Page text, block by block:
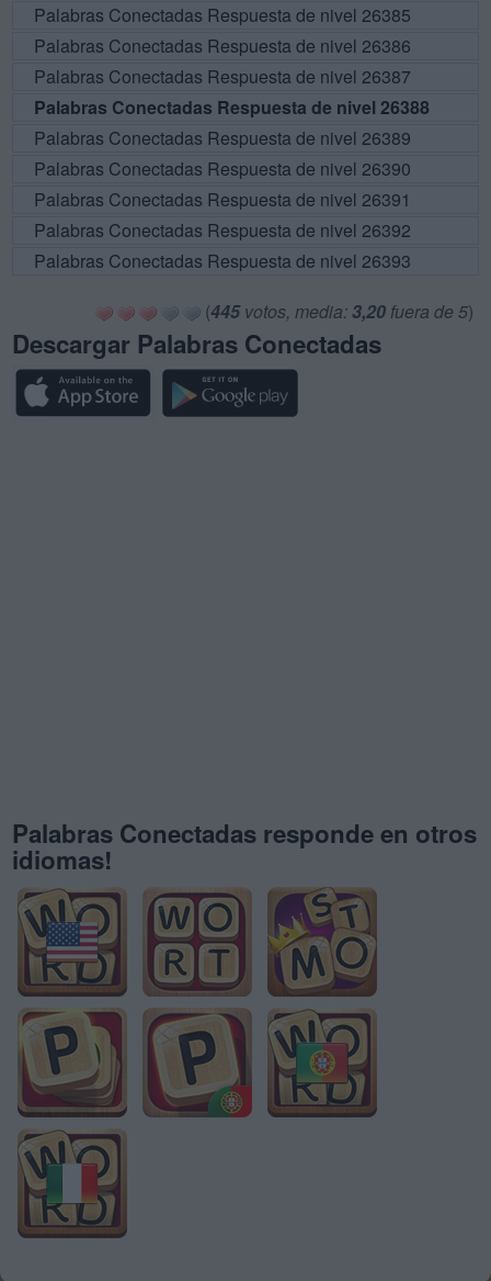
Palabras Conectadas Respuesta de nivel 26385
Palabras Conectadas Respuesta de nivel 26386
Palabras Conectadas Respuesta de nivel 26387
Palabras Conectadas Respuesta de nivel 26388
Palabras Conectadas Respuesta de nivel 26389
Palabras Conectadas Respuesta de nivel 26390
Palabras Conectadas Respuesta de nivel 26391
Palabras Conectadas Respuesta de nivel 26392
Palabras Conectadas Respuesta de nivel 26393
(445votos, media: 3,20 fuera de 5)
Descargar Palabras Conectadas
Palabras Conectadas responde en otros
idiomas!